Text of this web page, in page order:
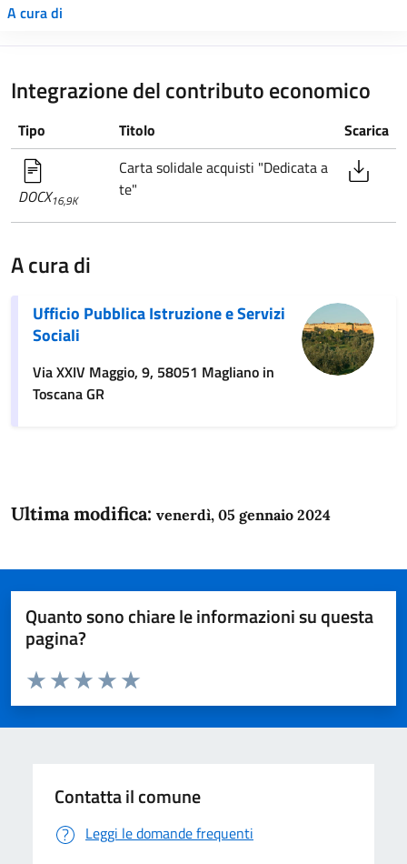
A cura di
Integrazione del contributo economico
Tipo Titolo Scarica
DOCX16,9K
Carta solidale acquisti "Dedicata a
te"
A cura di
Ufficio Pubblica Istruzione e Servizi
Sociali
Via XXIV Maggio, 9, 58051 Magliano in
Toscana GR
Ultima modifica: venerdì, 05 gennaio 2024
Quanto sono chiare le informazioni su questa
pagina?
Domanda
Valuta da 1 a 5 stelle la pagina
Valuta 5 stelle su 5
Valuta 4 stelle su 5
Valuta 3 stelle su 5
Valuta 2 stelle su 5
Valuta 1 stelle su 5
Contatta il comune
Leggi le domande frequenti